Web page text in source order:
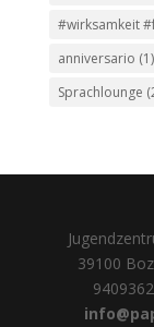
#wirksamkeit
anniversario (1)
Sprachlounge
39100